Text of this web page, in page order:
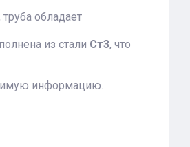
обладает
из стали Ст3, что
информацию.